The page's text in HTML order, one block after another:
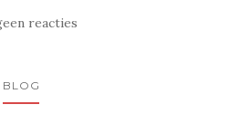
reacties
BLOG